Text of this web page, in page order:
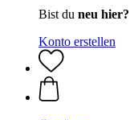
Bist du neu hier?
Konto erstellen